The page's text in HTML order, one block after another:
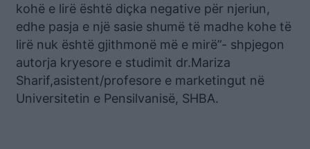
kohë e lirë është diçka negative për njeriun,
edhe pasja e një sasie shumë të madhe kohe të
lirë nuk është gjithmonë më e mirë”- shpjegon
autorja kryesore e studimit dr.Mariza
Sharif,asistent/profesore e marketingut në
Universitetin e Pensilvanisë, SHBA.